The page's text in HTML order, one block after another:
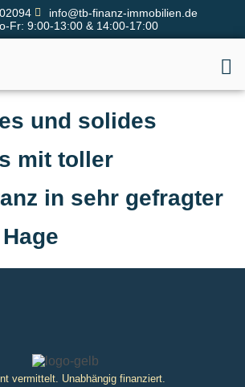
info@tb-finanz-immobilien.de
Fr: 9:00-13:00 & 14:00-17:00
und solides
mit toller
in sehr gefragter
vermittelt. Unabhängig finanziert.